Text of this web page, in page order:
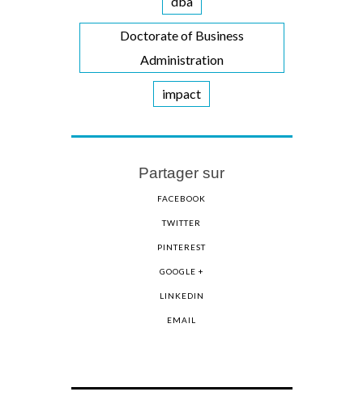
Doctorate of Business
Administration
impact
Partager sur
FACEBOOK
TWITTER
PINTEREST
GOOGLE +
LINKEDIN
EMAIL